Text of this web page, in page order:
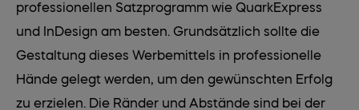
professionellen Satzprogramm wie QuarkExpress
und InDesign am besten. Grundsätzlich sollte die
Gestaltung dieses Werbemittels in professionelle
Hände gelegt werden, um den gewünschten Erfolg
zu erzielen. Die Ränder und Abstände sind bei der